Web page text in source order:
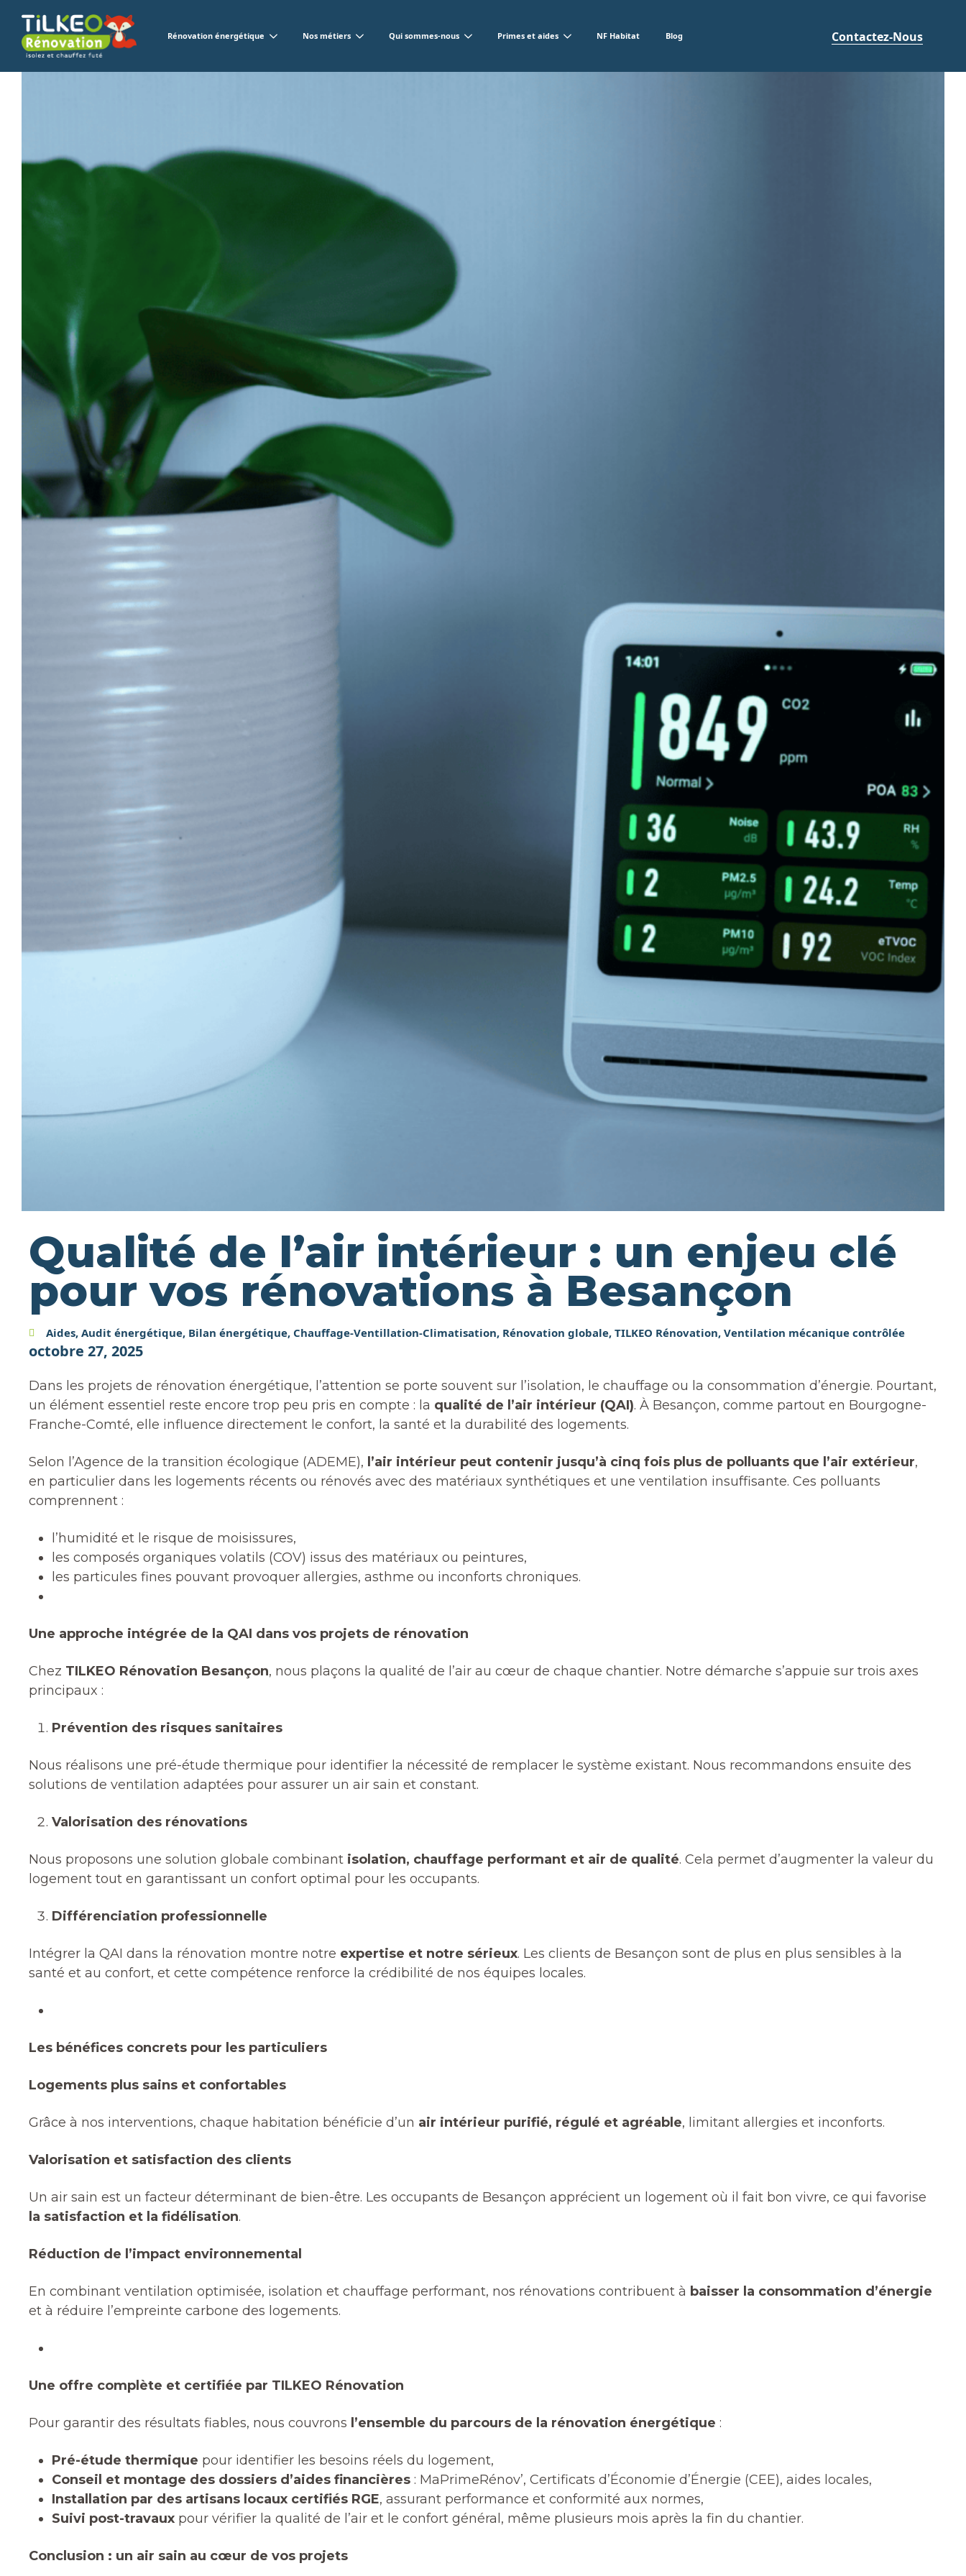
Rénovation énergétique Nos métiers Qui sommes-nous Primes et aides NF Habitat Blog Contactez-Nous
Qualité de l’air intérieur : un enjeu clé
pour vos rénovations à Besançon
Aides, Audit énergétique, Bilan énergétique, Chauffage-Ventillation-Climatisation, Rénovation globale, TILKEO Rénovation, Ventilation mécanique contrôlée
octobre 27, 2025
Dans les projets de rénovation énergétique, l’attention se porte souvent sur l’isolation, le chauffage ou la consommation d’énergie. Pourtant,
un élément essentiel reste encore trop peu pris en compte : la qualité de l’air intérieur (QAI). À Besançon, comme partout en Bourgogne-
Franche-Comté, elle influence directement le confort, la santé et la durabilité des logements.
Selon l’Agence de la transition écologique (ADEME), l’air intérieur peut contenir jusqu’à cinq fois plus de polluants que l’air extérieur,
en particulier dans les logements récents ou rénovés avec des matériaux synthétiques et une ventilation insuffisante. Ces polluants
comprennent :
l’humidité et le risque de moisissures,
les composés organiques volatils (COV) issus des matériaux ou peintures,
les particules fines pouvant provoquer allergies, asthme ou inconforts chroniques.
Une approche intégrée de la QAI dans vos projets de rénovation
Chez TILKEO Rénovation Besançon, nous plaçons la qualité de l’air au cœur de chaque chantier. Notre démarche s’appuie sur trois axes
principaux :
Prévention des risques sanitaires
Nous réalisons une pré-étude thermique pour identifier la nécessité de remplacer le système existant. Nous recommandons ensuite des
solutions de ventilation adaptées pour assurer un air sain et constant.
Valorisation des rénovations
Nous proposons une solution globale combinant isolation, chauffage performant et air de qualité. Cela permet d’augmenter la valeur du
logement tout en garantissant un confort optimal pour les occupants.
Différenciation professionnelle
Intégrer la QAI dans la rénovation montre notre expertise et notre sérieux. Les clients de Besançon sont de plus en plus sensibles à la
santé et au confort, et cette compétence renforce la crédibilité de nos équipes locales.
Les bénéfices concrets pour les particuliers
Logements plus sains et confortables
Grâce à nos interventions, chaque habitation bénéficie d’un air intérieur purifié, régulé et agréable, limitant allergies et inconforts.
Valorisation et satisfaction des clients
Un air sain est un facteur déterminant de bien-être. Les occupants de Besançon apprécient un logement où il fait bon vivre, ce qui favorise
la satisfaction et la fidélisation.
Réduction de l’impact environnemental
En combinant ventilation optimisée, isolation et chauffage performant, nos rénovations contribuent à baisser la consommation d’énergie
et à réduire l’empreinte carbone des logements.
Une offre complète et certifiée par TILKEO Rénovation
Pour garantir des résultats fiables, nous couvrons l’ensemble du parcours de la rénovation énergétique :
Pré-étude thermique pour identifier les besoins réels du logement,
Conseil et montage des dossiers d’aides financières : MaPrimeRénov’, Certificats d’Économie d’Énergie (CEE), aides locales,
Installation par des artisans locaux certifiés RGE, assurant performance et conformité aux normes,
Suivi post-travaux pour vérifier la qualité de l’air et le confort général, même plusieurs mois après la fin du chantier.
Conclusion : un air sain au cœur de vos projets